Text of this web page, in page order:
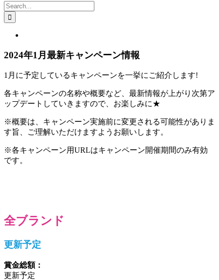
Search
for:
Image
2024年1月最新キャンペーン情報
1月に予定しているキャンペーンを一挙にご紹介します!
各キャンペーンの名称や概要など、最新情報が上がり次第ア
ップデートしていきますので、お楽しみに★
※概要は、キャンペーン実施前に変更される可能性がありま
す旨、ご理解いただけますようお願いします。
※各キャンペーン用URLはキャンペーン開催期間のみ有効
です。
全ブランド
更新予定
賞金総額：
更新予定